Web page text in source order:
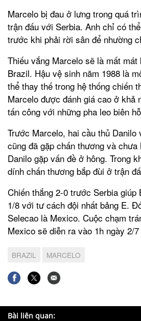
Marcelo bị đau ở lưng trong quá
trận đấu với Serbia. Anh chỉ có
trước khi phải rời sân để nhường
Thiếu vắng Marcelo sẽ là mất
Brazil. Hậu vệ sinh năm 1988 là
thể thay thế trong hệ thống chiến
Marcelo được đánh giá cao ở khả
tấn công với những pha leo biên
Trước Marcelo, hai cầu thủ Danilo
cũng đã gặp chấn thương và
Danilo gặp vấn đề ở hông. Trong
dính chấn thương bắp đùi ở trận
Chiến thắng 2-0 trước Serbia giúp
1/8 với tư cách đội nhất bảng E.
Selecao là Mexico. Cuộc chạm
Mexico sẽ diễn ra vào 1h ngày 2/
BRAZIL MARCELO
Bài liên quan: